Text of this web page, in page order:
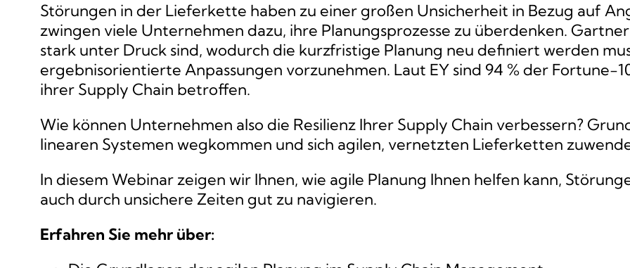
Störungen in der Lieferkette haben zu einer großen Unsicherheit in Bezug auf
zwingen viele Unternehmen dazu, ihre Planungsprozesse zu überdenken.
stark unter Druck sind, wodurch die kurzfristige Planung neu definiert werden
ergebnisorientierte Anpassungen vorzunehmen. Laut EY sind 94 % der
ihrer Supply Chain betroffen.
Wie können Unternehmen also die Resilienz Ihrer Supply Chain verbessern?
linearen Systemen wegkommen und sich agilen, vernetzten Lieferketten
In diesem Webinar zeigen wir Ihnen, wie agile Planung Ihnen helfen kann,
auch durch unsichere Zeiten gut zu navigieren.
Erfahren Sie mehr über: